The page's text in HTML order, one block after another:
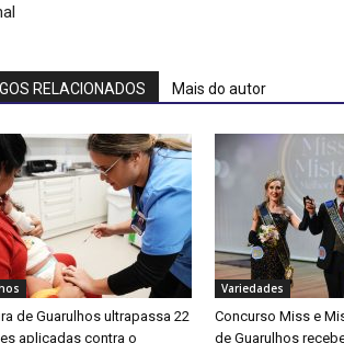
RELACIONADOS Mais do autor
de Guarulhos ultrapassa 22
aplicadas contra o
Variedades
Concurso Miss e
de Guarulhos